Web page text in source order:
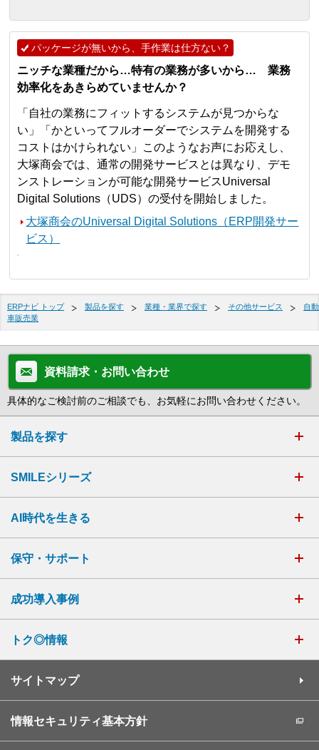
パッケージが無いから、手作業は仕方ない？
ニッチな業種だから…特有の業務が多いから… 業務
効率化をあきらめていませんか？
「自社の業務にフィットするシステムが見つからな
い」「かといってフルオーダーでシステムを開発する
コストはかけられない」このようなお声にお応えし、
大塚商会では、通常の開発サービスとは異なり、デモ
ンストレーションが可能な開発サービスUniversal
Digital Solutions（UDS）の受付を開始しました。
大塚商会のUniversal Digital Solutions（ERP開発サー
ビス）
ERPナビ トップ 製品を探す 業種・業界で探す その他サービス
自動
車販売業
資料請求・お問い合わせ
具体的なご検討前のご相談でも、お気軽にお問い合わせください。
製品を探す
SMILEシリーズ
AI時代を生きる
保守・サポート
成功導入事例
トク◎情報
サイトマップ
情報セキュリティ基本方針